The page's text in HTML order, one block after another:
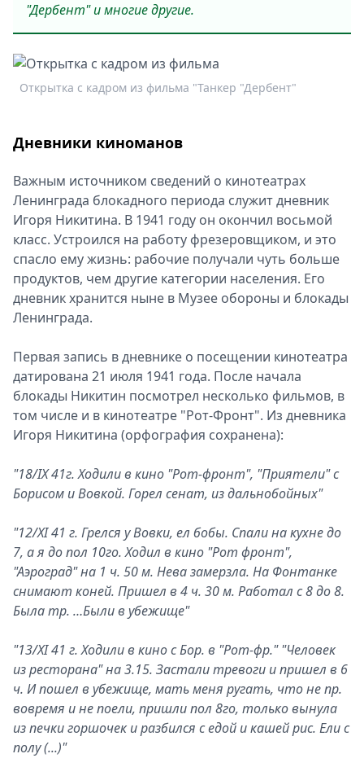
"Дербент" и многие другие.
Открытка с кадром из фильма "Танкер "Дербент"
Дневники киноманов
Важным источником сведений о кинотеатрах
Ленинграда блокадного периода служит дневник
Игоря Никитина. В 1941 году он окончил восьмой
класс. Устроился на работу фрезеровщиком, и это
спасло ему жизнь: рабочие получали чуть больше
продуктов, чем другие категории населения. Его
дневник хранится ныне в Музее обороны и блокады
Ленинграда.
Первая запись в дневнике о посещении кинотеатра
датирована 21 июля 1941 года. После начала
блокады Никитин посмотрел несколько фильмов, в
том числе и в кинотеатре "Рот-Фронт". Из дневника
Игоря Никитина (орфография сохранена):
"18/IX 41г. Ходили в кино "Рот-фронт", "Приятели" с
Борисом и Вовкой. Горел сенат, из дальнобойных"
"12/XI 41 г. Грелся у Вовки, ел бобы. Спали на кухне до
7, а я до пол 10го. Ходил в кино "Рот фронт",
"Аэроград" на 1 ч. 50 м. Нева замерзла. На Фонтанке
снимают коней. Пришел в 4 ч. 30 м. Работал с 8 до 8.
Была тр. …Были в убежище"
"13/XI 41 г. Ходили в кино с Бор. в "Рот-фр." "Человек
из ресторана" на 3.15. Застали тревоги и пришел в 6
ч. И пошел в убежище, мать меня ругать, что не пр.
вовремя и не поели, пришли пол 8го, только вынула
из печки горшочек и разбился с едой и кашей рис. Ели с
полу (...)"